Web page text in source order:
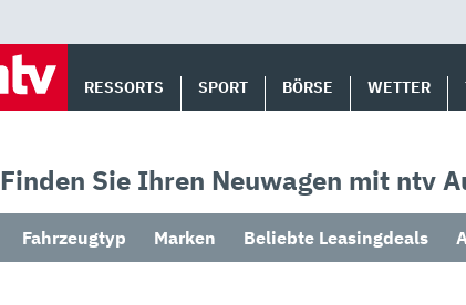
RESSORTS SPORT BÖRSE WETTER
Finden Sie Ihren Neuwagen mit ntv
Fahrzeugtyp Marken Beliebte Leasingdeals